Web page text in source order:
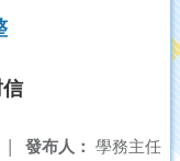
發布人： 學務主任
|